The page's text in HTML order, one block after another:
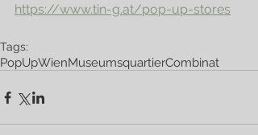
https://www.tin-g.at/pop-up-stores
Tags:
PopUpWienMuseumsquartierCombinat